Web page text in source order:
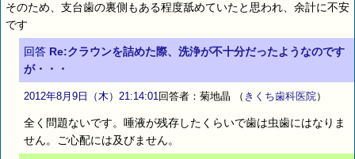
そのため、支台歯の裏側もある程度舐めていたと思われ、余計に不安
です
回答 Re:クラウンを詰めた際、洗浄が不十分だったようなのです
が・・・
2012年8月9日（木）21:14:01回答者：菊地晶 （ きくち歯科医院）
全く問題ないです。唾液が残存したくらいで歯は虫歯にはなりま
せん。ご心配には及びません。